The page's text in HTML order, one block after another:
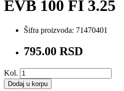
EVB 100 FI 3.25
Šifra proizvoda: 71470401
795.00 RSD
Kol.
Dodaj u korpu